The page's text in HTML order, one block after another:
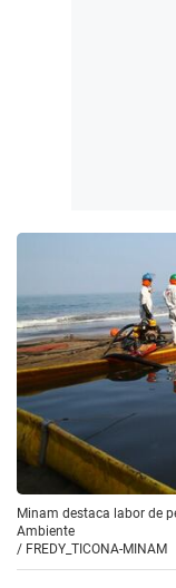
Minam destaca labor de
Ambiente
/ FREDY_TICONA-MINAM